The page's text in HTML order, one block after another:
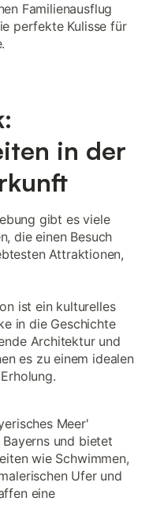
Familienausflug
perfekte Kulisse für
in der
gibt es viele
die einen Besuch
Attraktionen,
ist ein kulturelles
in die Geschichte
Architektur und
es zu einem idealen
Meer'
und bietet
wie Schwimmen,
Ufer und
eine